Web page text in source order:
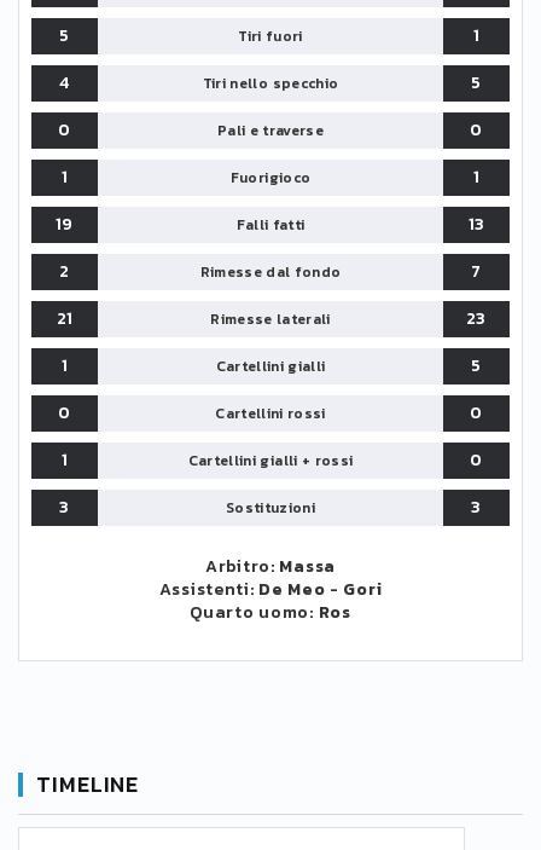
5
Tiri fuori
1
4
Tiri nello specchio
5
0
Pali e traverse
0
1
Fuorigioco
1
19
Falli fatti
13
2
Rimesse dal fondo
7
21
Rimesse laterali
23
1
Cartellini gialli
5
0
Cartellini rossi
0
1
Cartellini gialli + rossi
0
3
Sostituzioni 3
Arbitro: Massa
Assistenti: De Meo - Gori
Quarto uomo: Ros
TIMELINE